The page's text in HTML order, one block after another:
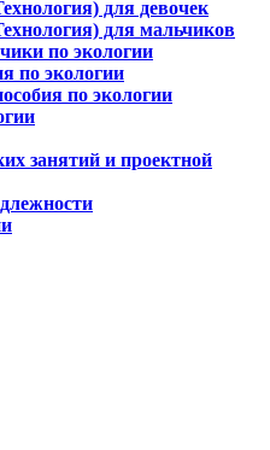
для девочек
для мальчиков
по экологии
по экологии
по экологии
занятий и проектной